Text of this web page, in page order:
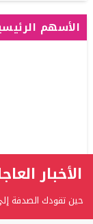
الأسهم
الأخبار
حين تقودك الصدفة